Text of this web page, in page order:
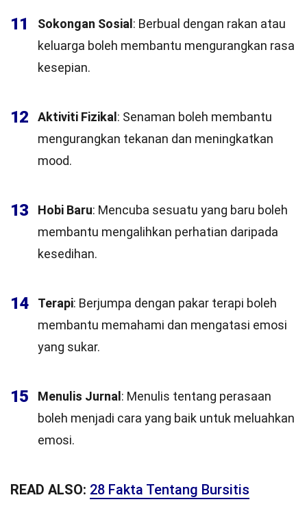
11 Sokongan Sosial : Berbual dengan rakan atau
keluarga boleh membantu mengurangkan rasa
kesepian.
12 Aktiviti Fizikal : Senaman boleh membantu
mengurangkan tekanan dan meningkatkan
mood.
13 Hobi Baru: Mencuba sesuatu yang baru boleh
membantu mengalihkan perhatian daripada
kesedihan.
14 Terapi: Berjumpa dengan pakar terapi boleh
membantu memahami dan mengatasi emosi
yang sukar.
15 Menulis Jurnal : Menulis tentang perasaan
boleh menjadi cara yang baik untuk meluahkan
emosi.
READ ALSO: 28 Fakta Tentang Bursitis